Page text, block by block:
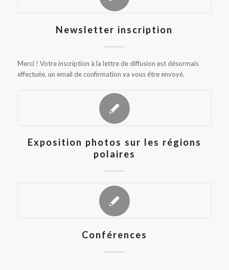
Newsletter inscription
Merci ! Votre inscription à la lettre de diffusion est désormais
effectuée, un email de confirmation va vous être envoyé.
Exposition photos sur les régions
polaires
Conférences